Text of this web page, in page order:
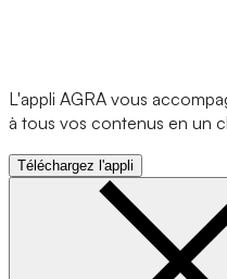
L'appli AGRA vous
à tous vos contenus en un
Téléchargez l'appli